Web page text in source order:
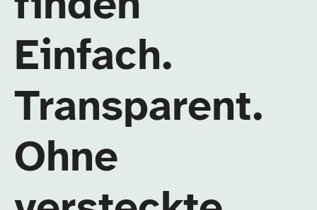
Einfach.
Transparent.
Ohne